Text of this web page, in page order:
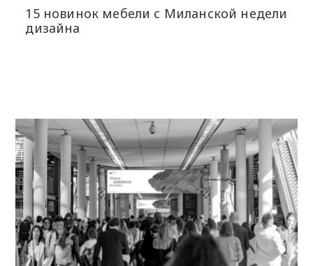
15 новинок мебели с Миланской недели
дизайна